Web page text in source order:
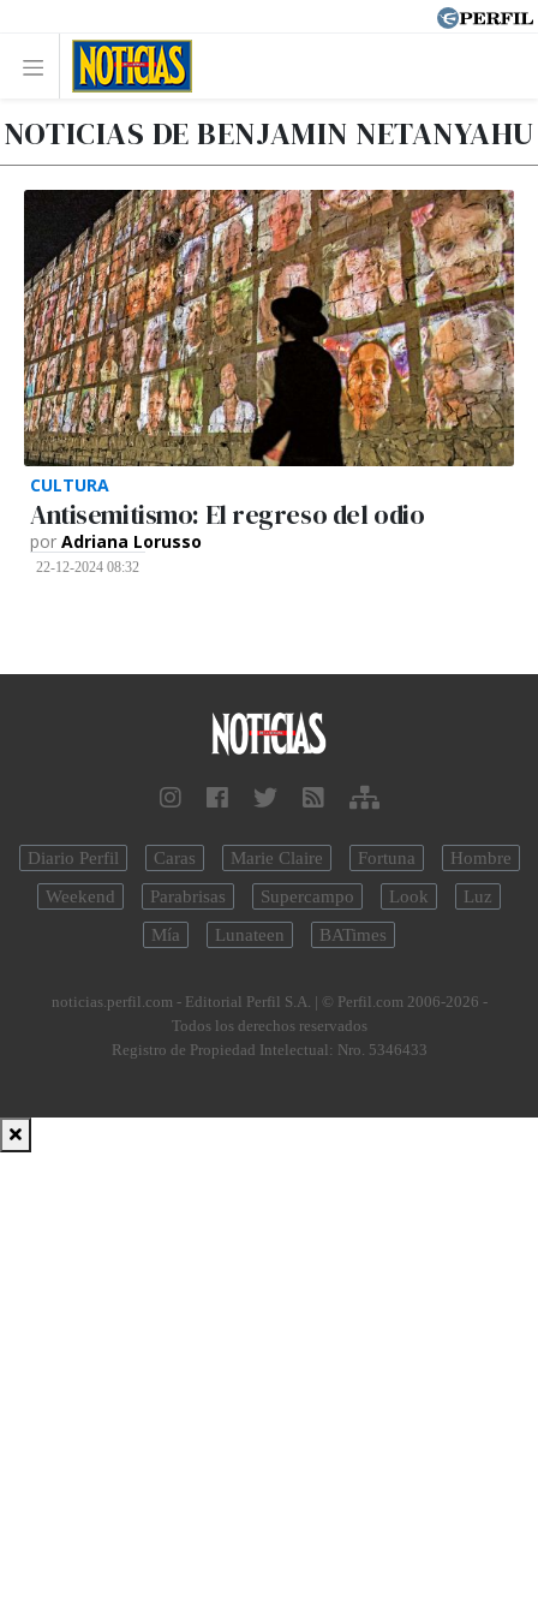
NOTICIAS DE BENJAMIN NETANYAHU
CULTURA
Antisemitismo: El regreso del odio
por Adriana Lorusso
22-12-2024 08:32
Diario Perfil Caras Marie Claire Fortuna
Hombre
Weekend
Parabrisas Supercampo Look
Luz
Mía
Lunateen BATimes
noticias.perfil.com - Editorial Perfil S.A. | © Perfil.com 2006-2026 -
Todos los derechos reservados
Registro de Propiedad Intelectual: Nro. 5346433